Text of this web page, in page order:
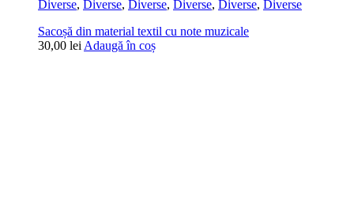
Diverse, Diverse, Diverse, Diverse, Diverse, Diverse
Sacoșă din material textil cu note muzicale
30,00 lei Adaugă în coș